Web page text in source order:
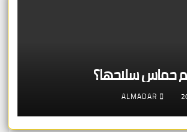
حماس سلاحها؟
ALMADAR